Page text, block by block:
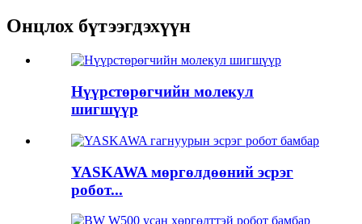
Онцлох бүтээгдэхүүн
Нүүрстөрөгчийн молекул
шигшүүр
YASKAWA мөргөлдөөний эсрэг
робот...